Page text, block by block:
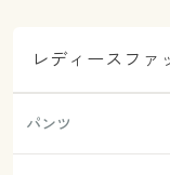
レディースファ
パンツ